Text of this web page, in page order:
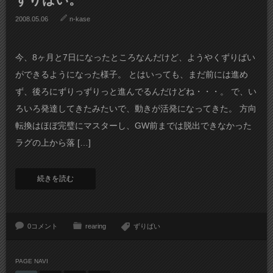
2008.05.06 n-kase
今、8ヶ月と7日になったところなんだけど、ようやくずりばい
ができるようになった様子。 とはいっても、まだ前には進め
ず、後ろにずりっずりっと進んでるんだけどね・・・。 で、い
ろいろ発達してきたみたいで、動きが活発になってきた。 方向
転換はほぼ完璧にマスターし、GW前までは脱出できなかった
ラグの上から落 […]
続きを読む
0コメント rearing ずりばい
PAGE NAVI